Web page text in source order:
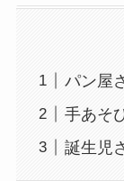
パン屋
手あそ
誕生児